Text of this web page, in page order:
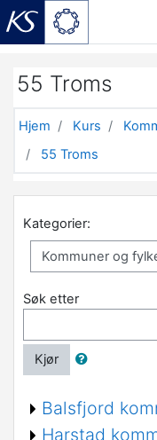
55 Troms
Hjem Kurs
55 Troms
Kategorier:
Søk etter
Kjør
Balsfjord
Harstad